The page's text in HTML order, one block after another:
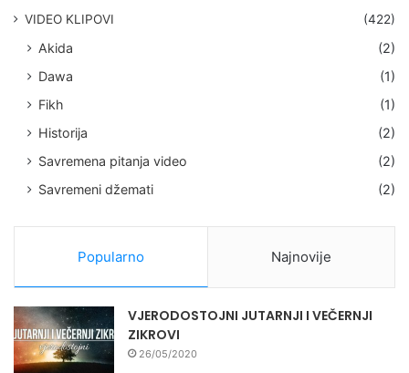
VIDEO KLIPOVI
(422)
Akida
(2)
Dawa
(1)
Fikh
(1)
Historija
(2)
Savremena pitanja video
(2)
Savremeni džemati
(2)
Popularno Najnovije
VJERODOSTOJNI JUTARNJI I VEČERNJI
ZIKROVI
26/05/2020